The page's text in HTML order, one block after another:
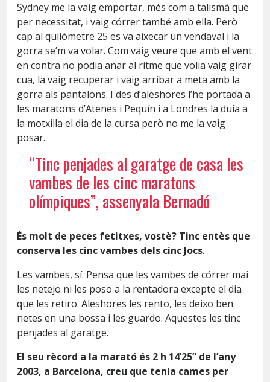
Sydney me la vaig emportar, més com a talismà que
per necessitat, i vaig córrer també amb ella. Però
cap al quilòmetre 25 es va aixecar un vendaval i la
gorra se’m va volar. Com vaig veure que amb el vent
en contra no podia anar al ritme que volia vaig girar
cua, la vaig recuperar i vaig arribar a meta amb la
gorra als pantalons. I des d’aleshores l’he portada a
les maratons d’Atenes i Pequín i a Londres la duia a
la motxilla el dia de la cursa però no me la vaig
posar.
“Tinc penjades al garatge de casa les
vambes de les cinc maratons
olímpiques”, assenyala Bernadó
És molt de peces fetitxes, vostè? Tinc entès que
conserva les cinc vambes dels cinc Jocs.
Les vambes, sí. Pensa que les vambes de córrer mai
les netejo ni les poso a la rentadora excepte el dia
que les retiro. Aleshores les rento, les deixo ben
netes en una bossa i les guardo. Aquestes les tinc
penjades al garatge.
El seu rècord a la marató és 2 h 14’25” de l’any
2003, a Barcelona, creu que tenia cames per